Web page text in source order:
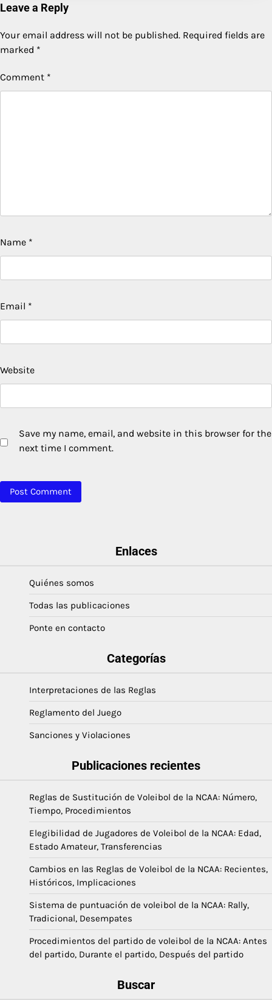
Leave a Reply
Your email address will not be published. Required fields are
marked *
Comment *
Name *
Email *
Website
Save my name, email, and website in this browser for the
next time I comment.
Enlaces
Quiénes somos
Todas las publicaciones
Ponte en contacto
Categorías
Interpretaciones de las Reglas
Reglamento del Juego
Sanciones y Violaciones
Publicaciones recientes
Reglas de Sustitución de Voleibol de la NCAA: Número,
Tiempo, Procedimientos
Elegibilidad de Jugadores de Voleibol de la NCAA: Edad,
Estado Amateur, Transferencias
Cambios en las Reglas de Voleibol de la NCAA: Recientes,
Históricos, Implicaciones
Sistema de puntuación de voleibol de la NCAA: Rally,
Tradicional, Desempates
Procedimientos del partido de voleibol de la NCAA: Antes
del partido, Durante el partido, Después del partido
Buscar